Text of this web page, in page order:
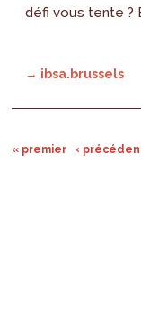
défi vous tente ?
→ ibsa.brussels
« premier ‹